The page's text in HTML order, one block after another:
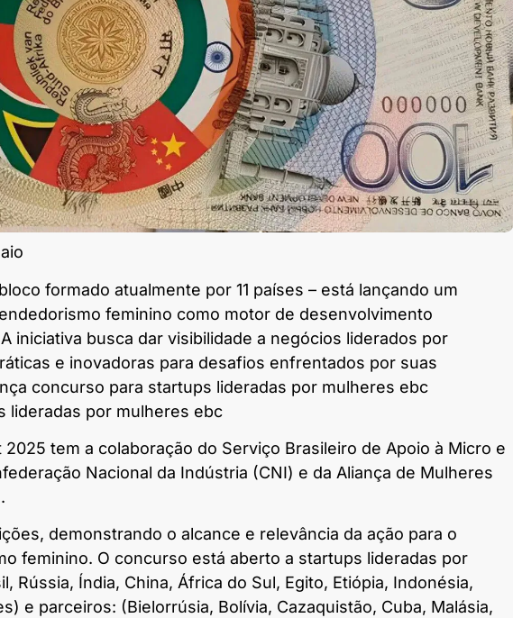
formado atualmente por 11 países – está lançando um
feminino como motor de desenvolvimento
iniciativa busca dar visibilidade a negócios liderados por
e inovadoras para desafios enfrentados por suas
2025 tem a colaboração do Serviço Brasileiro de Apoio à Micro e
Nacional da Indústria (CNI) e da Aliança de Mulheres
demonstrando o alcance e relevância da ação para o
feminino. O concurso está aberto a startups lideradas por
Rússia, Índia, China, África do Sul, Egito, Etiópia, Indonésia,
e parceiros: (Bielorrúsia, Bolívia, Cazaquistão, Cuba, Malásia,